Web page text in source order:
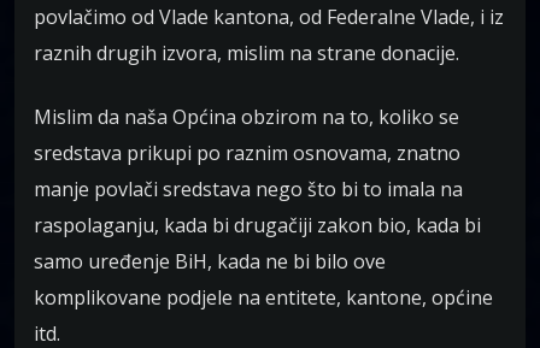
povlačimo od Vlade kantona, od Federalne Vlade, i iz
raznih drugih izvora, mislim na strane donacije.
Mislim da naša Općina obzirom na to, koliko se
sredstava prikupi po raznim osnovama, znatno
manje povlači sredstava nego što bi to imala na
raspolaganju, kada bi drugačiji zakon bio, kada bi
samo uređenje BiH, kada ne bi bilo ove
komplikovane podjele na entitete, kantone, općine
itd.